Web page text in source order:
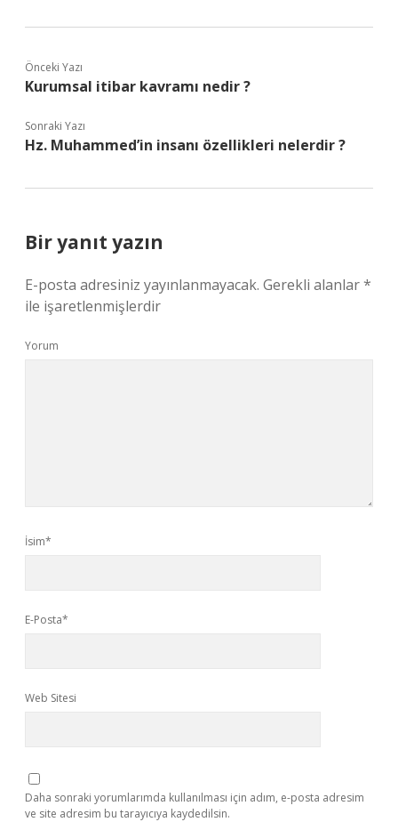
Önceki Yazı
Kurumsal itibar kavramı nedir ?
Sonraki Yazı
Hz. Muhammed’in insanı özellikleri nelerdir ?
Bir yanıt yazın
E-posta adresiniz yayınlanmayacak. Gerekli alanlar*
ile işaretlenmişlerdir
Yorum
İsim*
E-Posta*
Web Sitesi
Daha sonraki yorumlarımda kullanılması için adım, e-posta adresim
ve site adresim bu tarayıcıya kaydedilsin.